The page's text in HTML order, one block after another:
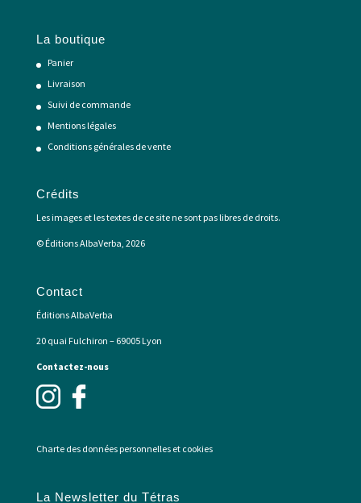
La boutique
Panier
Livraison
Suivi de commande
Mentions légales
Conditions générales de vente
Crédits
Les images et les textes de ce site ne sont pas libres de droits.
© Éditions AlbaVerba, 2026
Contact
Éditions AlbaVerba
20 quai Fulchiron – 69005 Lyon
Contactez-nous
Charte des données personnelles et cookies
La Newsletter du Tétras